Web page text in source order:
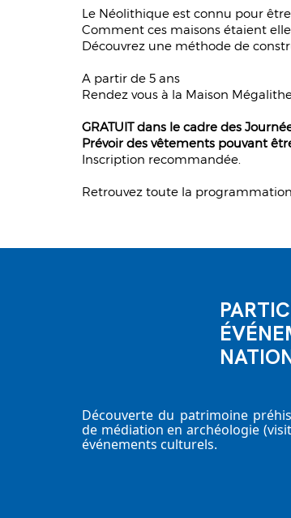
Le Néolithique est connu pour
Comment ces maisons étaient
Découvrez une méthode de
A partir de 5 ans
Rendez vous à la Maison
GRATUIT dans le cadre des
Prévoir des vêtements pouvant
Inscription recommandée.
Retrouvez toute la
Découverte du patrimoine
de médiation en archéologie
événements culturels.